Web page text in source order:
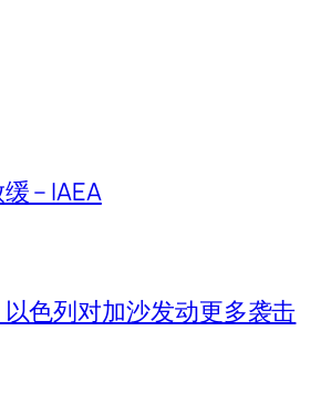
– IAEA
色列对加沙发动更多袭击